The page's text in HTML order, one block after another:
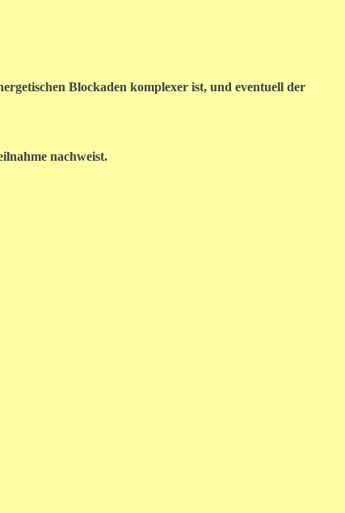
Blockaden komplexer ist, und eventuell der
nachweist.